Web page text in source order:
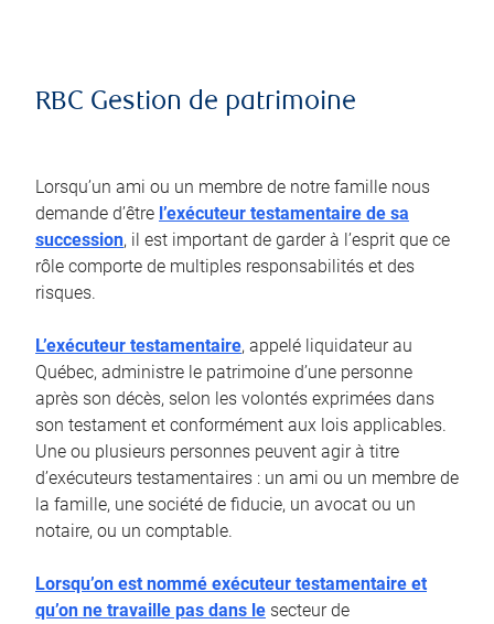
RBC Gestion de patrimoine
Lorsqu’un ami ou un membre de notre famille nous
demande d’être l’exécuteur testamentaire de sa
succession, il est important de garder à l’esprit que ce
rôle comporte de multiples responsabilités et des
risques.
L’exécuteur testamentaire, appelé liquidateur au
Québec, administre le patrimoine d’une personne
après son décès, selon les volontés exprimées dans
son testament et conformément aux lois applicables.
Une ou plusieurs personnes peuvent agir à titre
d’exécuteurs testamentaires : un ami ou un membre de
la famille, une société de fiducie, un avocat ou un
notaire, ou un comptable.
Lorsqu’on est nommé exécuteur testamentaire et
qu’on ne travaille pas dans le secteur de